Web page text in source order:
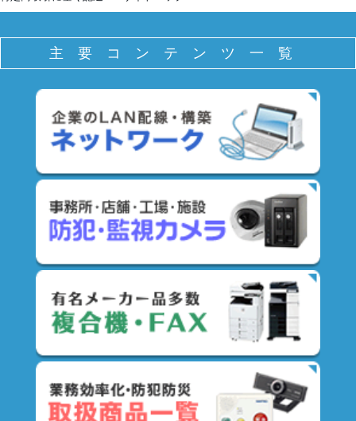
主要コンテンツ一覧